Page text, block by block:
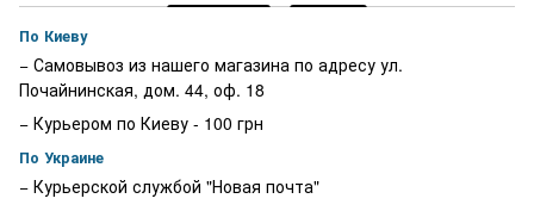
По Киеву
− Самовывоз из нашего магазина по адресу ул.
Почайнинская, дом. 44, оф. 18
− Курьером по Киеву - 100 грн
По Украине
− Курьерской службой "Новая почта"